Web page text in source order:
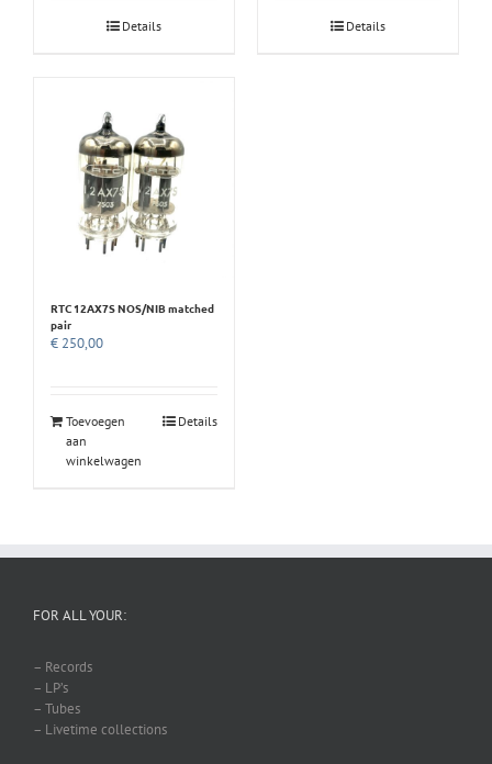
Details Details
RTC 12AX7S NOS/NIB matched
pair
€ 250,00
Toevoegen
aan
winkelwagen
Details
FOR ALL YOUR:
– Records
– LP’s
– Tubes
– Livetime collections